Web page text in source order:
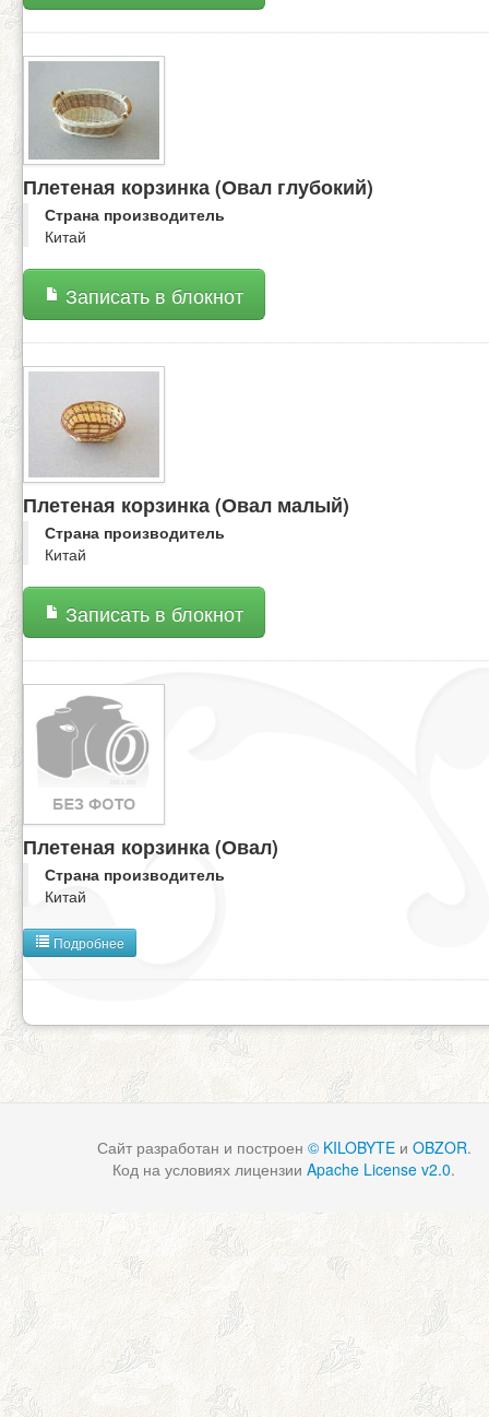
Плетеная корзинка (Овал глубокий)
Страна производитель
Китай
Записать в блокнот
Плетеная корзинка (Овал малый)
Страна производитель
Китай
Записать в блокнот
Плетеная корзинка (Овал)
Страна производитель
Китай
Подробнее
Сайт разработан и построен © KILOBYTEи OBZOR.
Код на условиях лицензии Apache License v2.0.